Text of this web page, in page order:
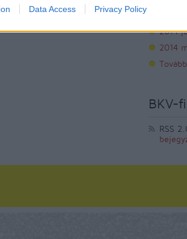
Data Access Privacy Policy
2014
2014
Tovább
BKV-
RSS